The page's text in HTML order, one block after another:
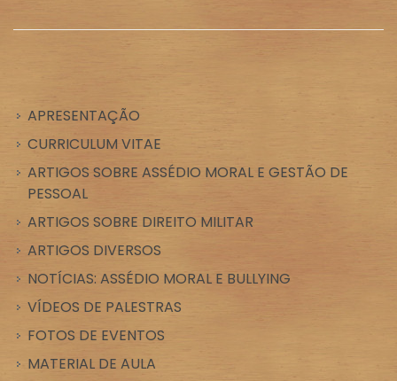
APRESENTAÇÃO
CURRICULUM VITAE
ARTIGOS SOBRE ASSÉDIO MORAL E GESTÃO DE
PESSOAL
ARTIGOS SOBRE DIREITO MILITAR
ARTIGOS DIVERSOS
NOTÍCIAS: ASSÉDIO MORAL E BULLYING
VÍDEOS DE PALESTRAS
FOTOS DE EVENTOS
MATERIAL DE AULA